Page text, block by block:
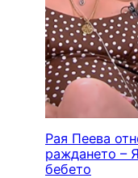
Рая Пеева
раждането –
бебето